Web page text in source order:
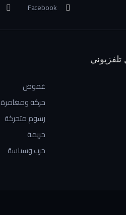
Facebook
غموض
حركة ومغامرة
رسوم متحركة
جريمة
حرب وسياسة